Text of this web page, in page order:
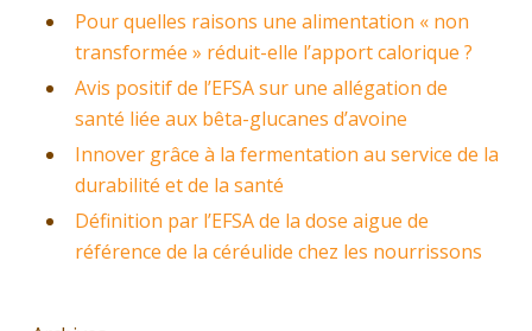
Pour quelles raisons une alimentation « non
transformée » réduit-elle l’apport calorique ?
Avis positif de l’EFSA sur une allégation de
santé liée aux bêta-glucanes d’avoine
Innover grâce à la fermentation au service de la
durabilité et de la santé
Définition par l’EFSA de la dose aigue de
référence de la céréulide chez les nourrissons